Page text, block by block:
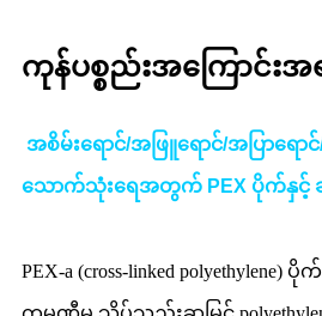
ကုန်ပစ္စည်းအကြောင်းအ
အစိမ်းရောင်/အဖြူရောင်/အပြာရော
သောက်သုံးရေအတွက် PEX ပိုက်နှင့် ဆ
PEX-a (cross-linked polyethylene)